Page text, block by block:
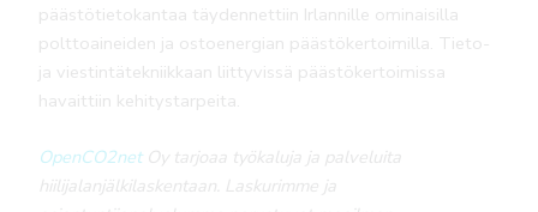
päästötietokantaa täydennettiin Irlannille ominaisilla
polttoaineiden ja ostoenergian päästökertoimilla. Tieto-
ja viestintätekniikkaan liittyvissä päästökertoimissa
havaittiin kehitystarpeita.
OpenCO2netOy tarjoaa työkaluja ja palveluita
hiilijalanjälkilaskentaan. Laskurimme ja